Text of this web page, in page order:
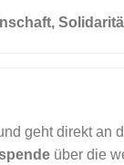
geht direkt an
über die